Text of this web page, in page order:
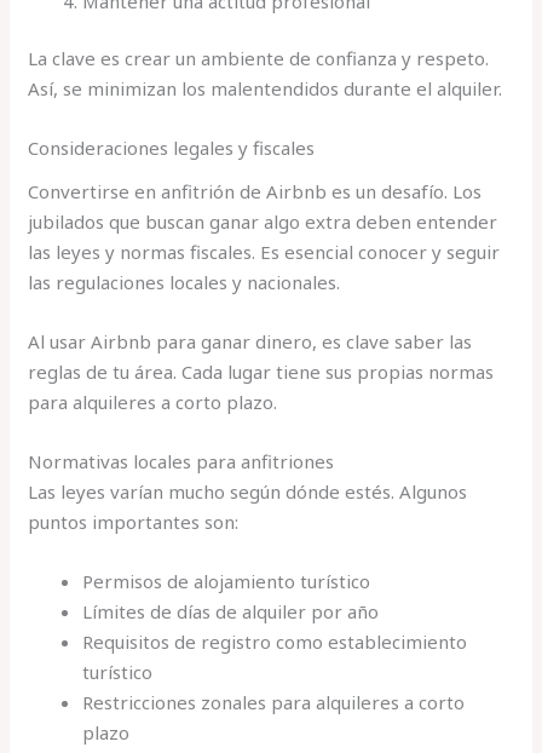
La clave es crear un ambiente de confianza y respeto.
Así, se minimizan los malentendidos durante el alquiler.
Consideraciones legales y fiscales
Convertirse en anfitrión de Airbnb es un desafío. Los
jubilados que buscan ganar algo extra deben entender
las leyes y normas fiscales. Es esencial conocer y seguir
las regulaciones locales y nacionales.
Al usar Airbnb para ganar dinero, es clave saber las
reglas de tu área. Cada lugar tiene sus propias normas
para alquileres a corto plazo.
Normativas locales para anfitriones
Las leyes varían mucho según dónde estés. Algunos
puntos importantes son:
Permisos de alojamiento turístico
Límites de días de alquiler por año
Requisitos de registro como establecimiento
turístico
Restricciones zonales para alquileres a corto
plazo